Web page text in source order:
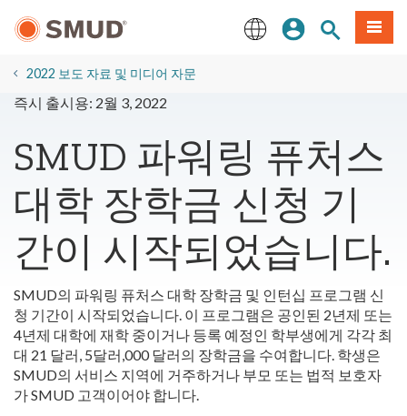
로그인사이트 검색
메뉴
2022 보도 자료 및 미디어 자문
즉시 출시용: 2월 3, 2022
SMUD 파워링 퓨처스
대학 장학금 신청 기
간이 시작되었습니다.
SMUD의 파워링 퓨처스 대학 장학금 및 인턴십 프로그램 신
청 기간이 시작되었습니다. 이 프로그램은 공인된 2년제 또는
4년제 대학에 재학 중이거나 등록 예정인 학부생에게 각각 최
대 21 달러, 5달러,000 달러의 장학금을 수여합니다. 학생은
SMUD의 서비스 지역에 거주하거나 부모 또는 법적 보호자
가 SMUD 고객이어야 합니다.